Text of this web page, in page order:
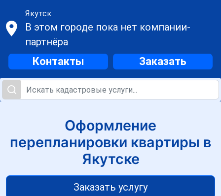
Якутск
В этом городе пока нет компании-
партнёра
Контакты Заказать
Оформление
перепланировки квартиры в
Якутске
Заказать услугу